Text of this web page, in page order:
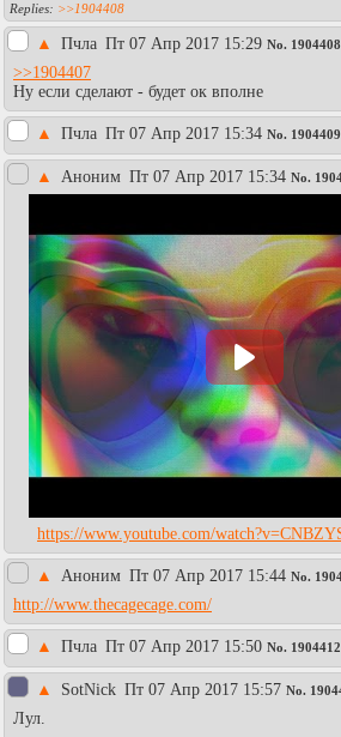
>>1904408
▲ Пчла Пт 07 Апр 2017 15:29 No. 1904408
>>1904407
Ну если сделают - будет ок вполне
▲ Пчла Пт 07 Апр 2017 15:34 No. 1904409
▲ Аноним Пт 07 Апр 2017 15:34 No.
https://www.youtube.com/
▲ Аноним Пт 07 Апр 2017 15:44 No.
http://www.thecagecage.com/
▲ Пчла Пт 07 Апр 2017 15:50 No. 1904412
▲ SotNick Пт 07 Апр 2017 15:57 No.
Лул.